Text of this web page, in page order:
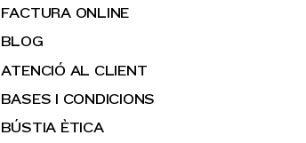
FACTURA ONLINE
BLOG
ATENCIÓ AL CLIENT
BASES I CONDICIONS
BÚSTIA ÈTICA